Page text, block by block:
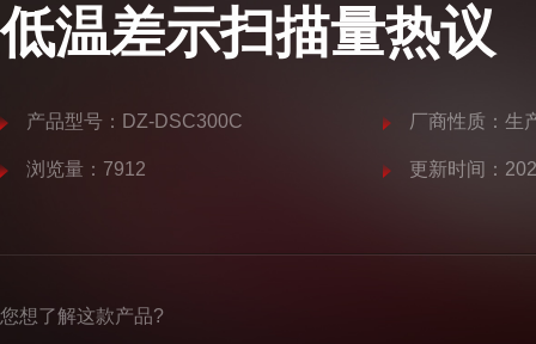
低温差示扫描量热议
产品型号：DZ-DSC300C 厂商性质：生
浏览量：7912 更新时间：
您想了解这款产品?